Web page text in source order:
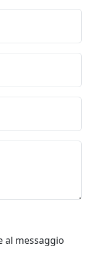
al messaggio